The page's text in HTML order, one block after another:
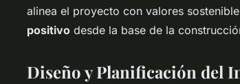
alinea el proyecto con valores
positivo desde la base de la
Diseño y Planificación del